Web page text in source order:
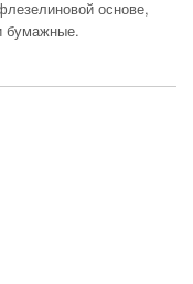
основе,
бумажные.